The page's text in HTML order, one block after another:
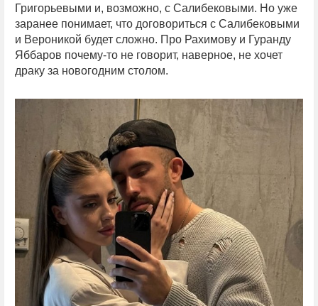
Григорьевыми и, возможно, с Салибековыми. Но уже
заранее понимает, что договориться с Салибековыми
и Вероникой будет сложно. Про Рахимову и Гуранду
Яббаров почему-то не говорит, наверное, не хочет
драку за новогодним столом.